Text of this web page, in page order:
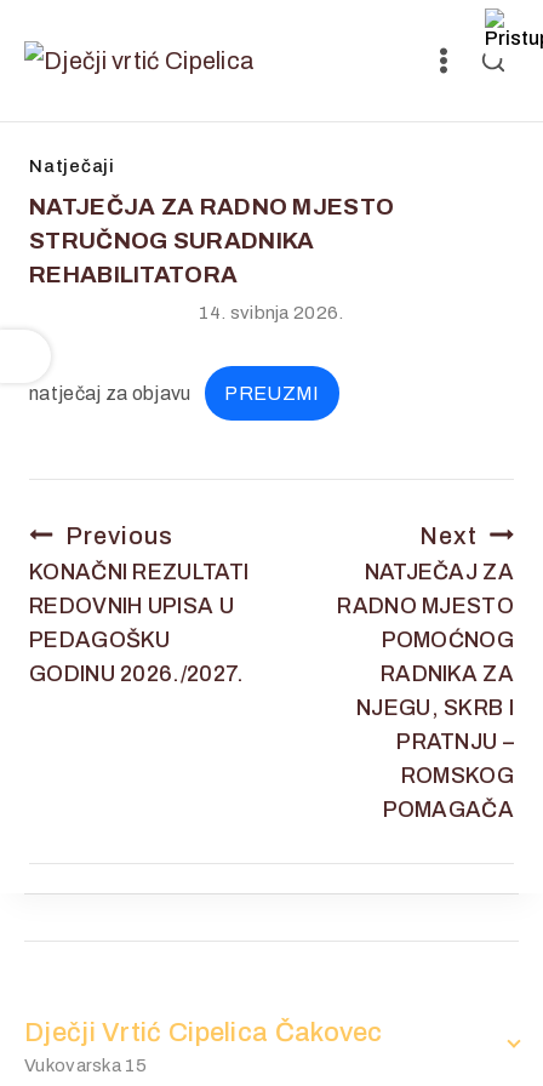
Natječaji
NATJEČJA ZA RADNO MJESTO
STRUČNOG SURADNIKA
REHABILITATORA
14. svibnja 2026.
natječaj za objavu PREUZMI
Previous
KONAČNI REZULTATI
REDOVNIH UPISA U
PEDAGOŠKU
GODINU 2026./2027.
Next
NATJEČAJ ZA
RADNO MJESTO
POMOĆNOG
RADNIKA ZA
NJEGU, SKRB I
PRATNJU –
ROMSKOG
POMAGAČA
Dječji Vrtić Cipelica Čakovec
Vukovarska 15